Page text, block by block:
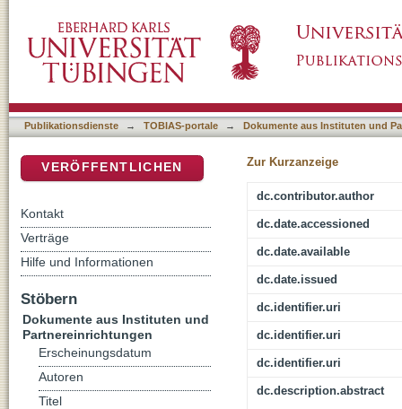
Publikationsdienste → TOBIAS-portale → Dokumente aus Instituten und
Zur Kurzanzeige
dc.contributor.author
dc.date.accessioned
dc.date.available
dc.date.issued
dc.identifier.uri
dc.identifier.uri
dc.identifier.uri
dc.description.abstract
VERÖFFENTLICHEN
Kontakt
Verträge
Hilfe und Informationen
Stöbern
Dokumente aus Instituten und
Partnereinrichtungen
Erscheinungsdatum
Autoren
Titel